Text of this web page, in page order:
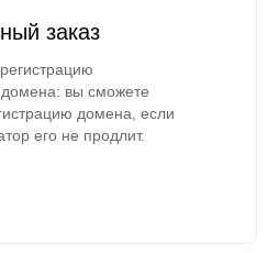
заказ
вы сможете
домена, если
его не продлит.